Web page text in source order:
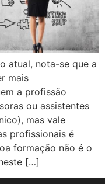
atual, nota-se que a
mais
a profissão
ou assistentes
mas vale
profissionais é
formação não é o
[…]